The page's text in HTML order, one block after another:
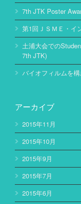
7th JTK Poster
第1回ＪＳＭＥ・イ
土浦大会での
7th JTK)
バイオフィルムを
アーカイブ
2015年11月
2015年10月
2015年9月
2015年7月
2015年6月